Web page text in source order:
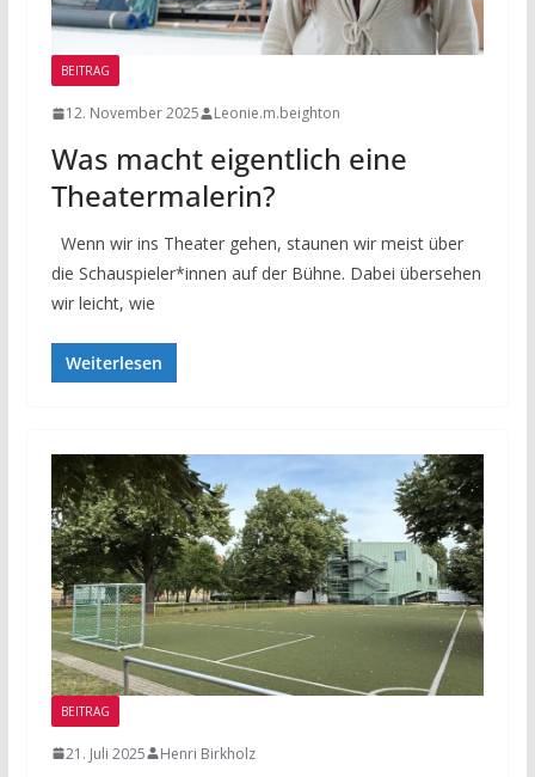
BEITRAG
12. November 2025 Leonie.m.beighton
Was macht eigentlich eine
Theatermalerin?
Wenn wir ins Theater gehen, staunen wir meist über
die Schauspieler*innen auf der Bühne. Dabei übersehen
wir leicht, wie
Weiterlesen
BEITRAG
21. Juli 2025 Henri Birkholz